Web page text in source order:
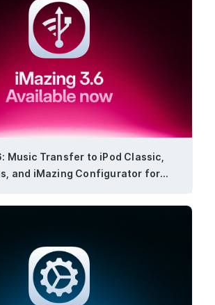
Music Transfer to iPod Classic,
and iMazing Configurator for